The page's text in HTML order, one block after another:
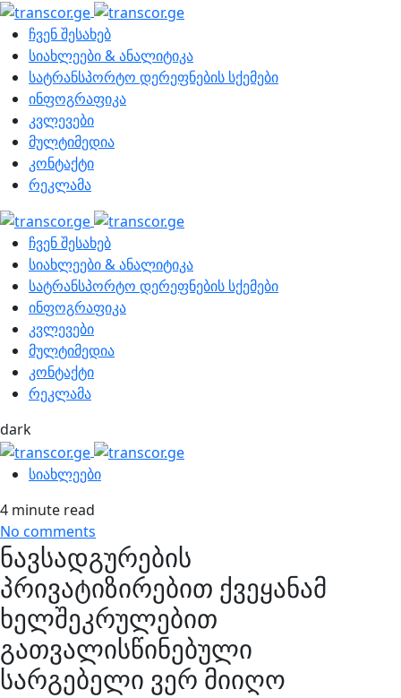
ჩვენ შესახებ
სიახლეები & ანალიტიკა
სატრანსპორტო დერეფნების სქემები
ინფოგრაფიკა
კვლევები
მულტიმედია
კონტაქტი
რეკლამა
ჩვენ შესახებ
სიახლეები & ანალიტიკა
სატრანსპორტო დერეფნების სქემები
ინფოგრაფიკა
კვლევები
მულტიმედია
კონტაქტი
რეკლამა
dark
სიახლეები
4 minute read
No comments
ნავსადგურების
პრივატიზირებით ქვეყანამ
ხელშეკრულებით
გათვალისწინებული
სარგებელი ვერ მიიღო